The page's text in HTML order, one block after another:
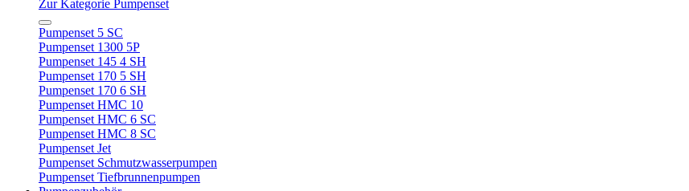
Zur Kategorie Pumpenset
Pumpenset 5 SC
Pumpenset 1300 5P
Pumpenset 145 4 SH
Pumpenset 170 5 SH
Pumpenset 170 6 SH
Pumpenset HMC 10
Pumpenset HMC 6 SC
Pumpenset HMC 8 SC
Pumpenset Jet
Pumpenset Schmutzwasserpumpen
Pumpenset Tiefbrunnenpumpen